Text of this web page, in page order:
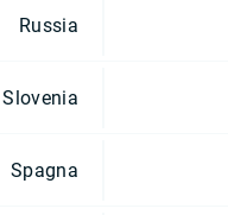
Russia
Slovenia
Spagna